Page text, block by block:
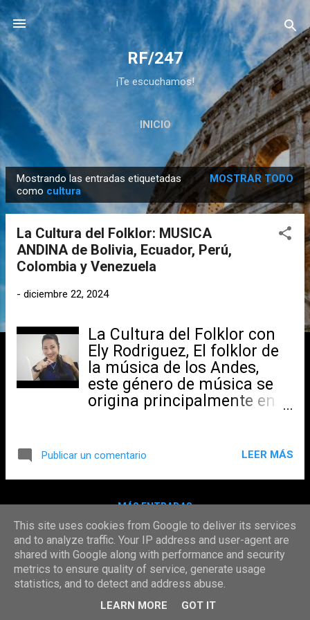
Ir al contenido principal
RF/247
¡Te escuchamos!
INICIO
n
Mostrando las entradas etiquetadas
como cultura
MOSTRAR TODO
La Cultura del Folklor: MUSICA
ANDINA de Bolivia, Ecuador, Perú,
Colombia y Venezuela
- diciembre 22, 2024
La Cultura del Folklor con
Ely Rodriguez, El folklor de
la música de los Andes,
este género de música se
origina principalmente en
Ecuador, noroeste de
región andina de Colombia
y Andes de Venezuela. La
música andina tiene sus
orígenes en la música de
los quechuas, aimaras y
otros pueblos de los Andes,
la diversidad lingüística,
territorial y nacional
Publicar un comentario LEER MÁS
MÁS ENTRADAS
Con la tecnología de Blogger
This site uses cookies from Google to deliver its services
and to analyze traffic. Your IP address and user-agent are
shared with Google along with performance and security
metrics to ensure quality of service, generate usage
statistics, and to detect and address abuse.
LEARN MORE GOT IT